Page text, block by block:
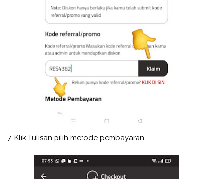
7. Klik Tulisan pilih metode pembayaran